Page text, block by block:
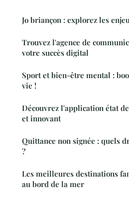
Jo briançon : explorez les
Trouvez l'agence de
votre succès digital
Sport et bien-être mental :
vie !
Découvrez l'application état
et innovant
Quittance non signée : quels
?
Les meilleures destinations
au bord de la mer